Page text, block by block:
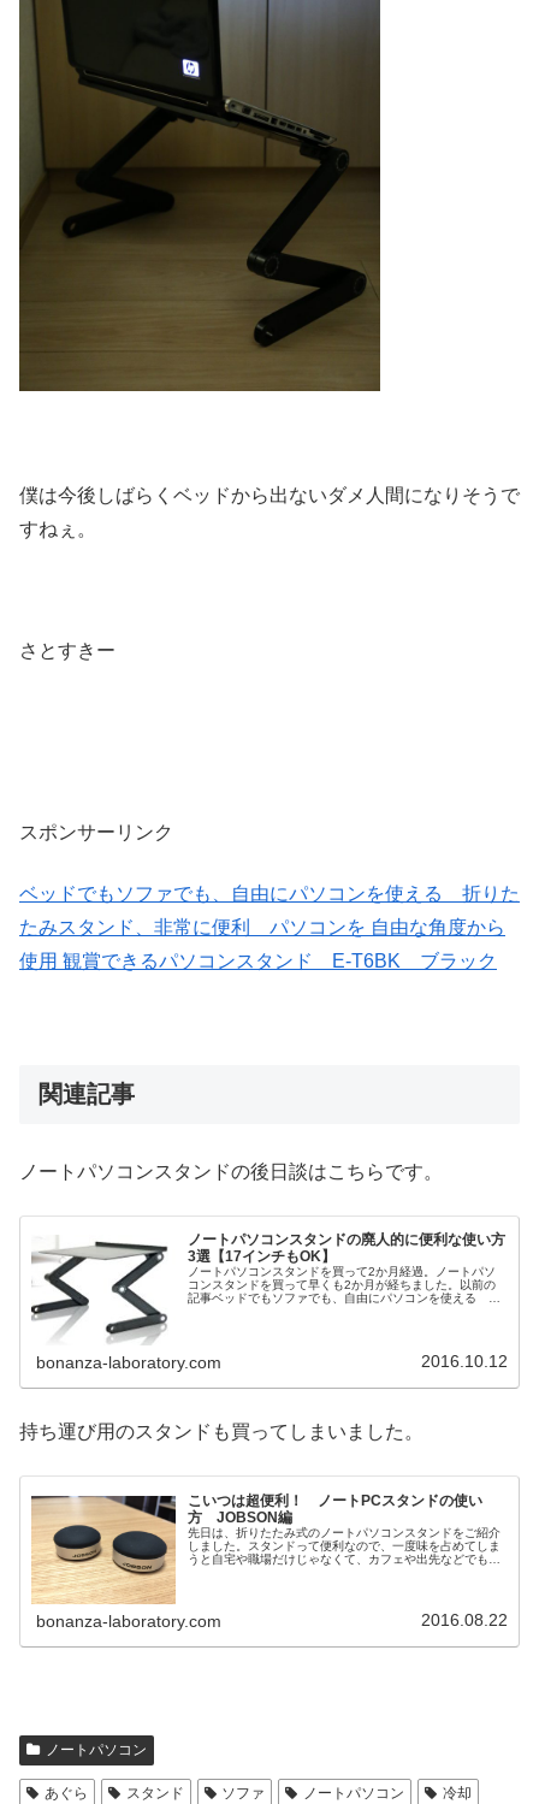
僕は今後しばらくベッドから出ないダメ人間になりそうで
すねぇ。
さとすきー
スポンサーリンク
ベッドでもソファでも、自由にパソコンを使える 折りた
たみスタンド、非常に便利 パソコンを 自由な角度から
使用 観賞できるパソコンスタンド E-T6BK ブラック
関連記事
ノートパソコンスタンドの後日談はこちらです。
ノートパソコンスタンドの廃人的に便利な使い方
3選【17インチもOK】
ノートパソコンスタンドを買って2か月経過。ノートパソ
コンスタンドを買って早くも2か月が経ちました。以前の
記事ベッドでもソファでも、自由にパソコンを使える 折
bonanza-laboratory.com 2016.10.12
持ち運び用のスタンドも買ってしまいました。
こいつは超便利！ ノートPCスタンドの使い
方 JOBSON編
先日は、折りたたみ式のノートパソコンスタンドをご紹介
しました。スタンドって便利なので、一度味を占めてしま
うと自宅や職場だけじゃなくて、カフェや出先などでも使
bonanza-laboratory.com 2016.08.22
ノートパソコン
あぐら スタンド ソファ ノートパソコン 冷却